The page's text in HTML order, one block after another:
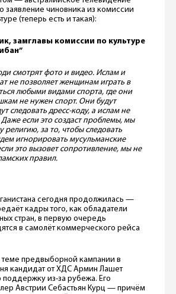
заявление чиновника из комиссии
(теперь есть и такая):
замглавы комиссии по культуре
смотрят фото и видео. Ислам и
не позволяет женщинам играть в
любыми видами спорта, где они
не нужен спорт. Они будут
следовать дресс-коду, а ислам не
Даже если это создаст проблемы, мы
религию, за то, чтобы следовать
игнорировать мусульманские
это вызовет сопротивление, мы не
правил.
сегодня продолжилась —
кадры того, как обладатели
стран, в первую очередь
в самолёт коммерческого рейса
предвыборной кампании в
кандидат от ХДС Армин Лашет
из-за рубежа. Его
Австрии Себастьян Курц — причём